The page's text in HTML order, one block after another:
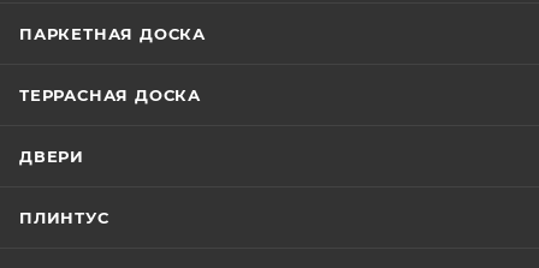
ПАРКЕТНАЯ ДОСКА
ТЕРРАСНАЯ ДОСКА
ДВЕРИ
ПЛИНТУС